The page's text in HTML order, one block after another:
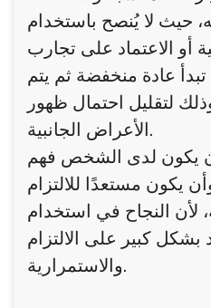
حيث لا يُنصح باستخدام
أو الاعتماد على تجارب
تبدأ عادة منخفضة ثم يتم
وذلك لتقليل احتمال ظهور
الأعراض الجانبية.
يكون لدى الشخص فهم
يكون مستعدًا للالتزام
لأن النجاح في استخدام
بشكل كبير على الالتزام
والاستمرارية.